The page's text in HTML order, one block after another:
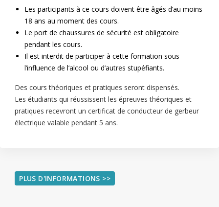
Les participants à ce cours doivent être âgés d’au moins
18 ans au moment des cours.
Le port de chaussures de sécurité est obligatoire
pendant les cours.
Il est interdit de participer à cette formation sous
l’influence de l’alcool ou d’autres stupéfiants.
Des cours théoriques et pratiques seront dispensés.
Les étudiants qui réussissent les épreuves théoriques et
pratiques recevront un certificat de conducteur de gerbeur
électrique valable pendant 5 ans.
PLUS D'INFORMATIONS >>